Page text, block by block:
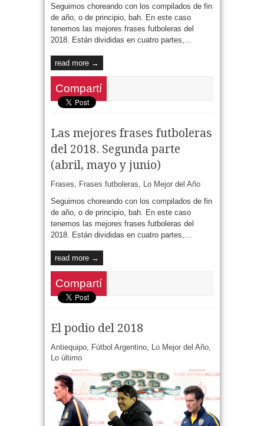
Seguimos choreando con los compilados de fin
de año, o de principio, bah. En este caso
tenemos las mejores frases futboleras del
2018. Están divididas en cuatro partes,...
read more →
Compartí
Las mejores frases futboleras
del 2018. Segunda parte
(abril, mayo y junio)
Frases, Frases futboleras, Lo Mejor del Año
Seguimos choreando con los compilados de fin
de año, o de principio, bah. En este caso
tenemos las mejores frases futboleras del
2018. Están divididas en cuatro partes,...
read more →
Compartí
El podio del 2018
Antiequipo, Fútbol Argentino, Lo Mejor del Año,
Lo último